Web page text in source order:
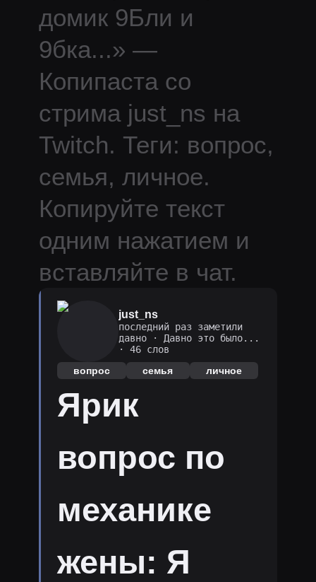
домик 9Бли и
9бка...» —
Копипаста со
стрима just_ns на
Twitch. Теги: вопрос,
семья, личное.
Копируйте текст
одним нажатием и
вставляйте в чат.
just_ns
последний раз заметили
давно·
Давно это было...
· 46 слов
вопрос
семья личное
Ярик
вопрос по
механике
жены: Я